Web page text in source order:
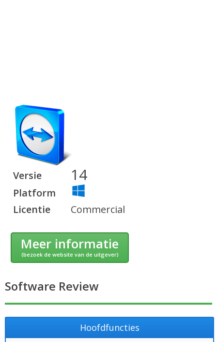
Versie 14
Platform
Licentie
Commercial
Meer informatie
(bezoek de website van de uitgever)
Software Review
Hoofdfuncties